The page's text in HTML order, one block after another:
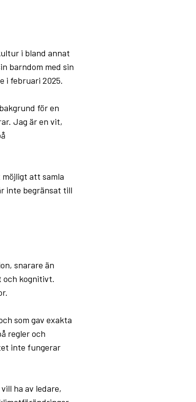
i bland annat
barndom med sin
i februari 2025.
för en
Jag är en vit,
att samla
inte begränsat till
snarare än
och kognitivt.
som gav exakta
regler och
inte fungerar
ha av ledare,